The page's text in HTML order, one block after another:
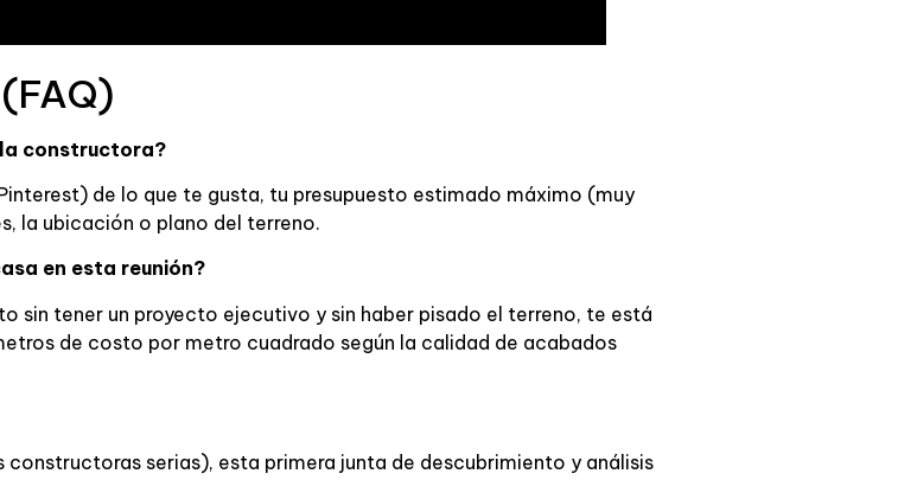
la constructora?
de lo que te gusta, tu presupuesto estimado máximo (muy
la ubicación o plano del terreno.
en esta reunión?
sin tener un proyecto ejecutivo y sin haber pisado el terreno, te está
de costo por metro cuadrado según la calidad de acabados
constructoras serias), esta primera junta de descubrimiento y análisis